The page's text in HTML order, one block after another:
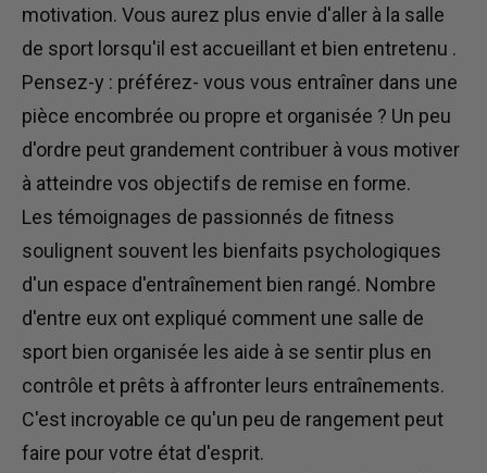
motivation. Vous aurez plus envie d'aller à la salle
de sport lorsqu'il est accueillant et bien entretenu .
Pensez-y : préférez- vous vous entraîner dans une
pièce encombrée ou propre et organisée ? Un peu
d'ordre peut grandement contribuer à vous motiver
à atteindre vos objectifs de remise en forme.
Les témoignages de passionnés de fitness
soulignent souvent les bienfaits psychologiques
d'un espace d'entraînement bien rangé. Nombre
d'entre eux ont expliqué comment une salle de
sport bien organisée les aide à se sentir plus en
contrôle et prêts à affronter leurs entraînements.
C'est incroyable ce qu'un peu de rangement peut
faire pour votre état d'esprit.